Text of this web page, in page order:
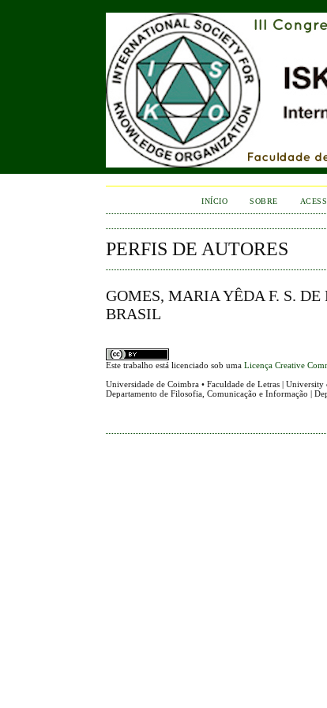
INÍCIO SOBRE
PERFIS DE AUTORES
GOMES, MARIA YÊDA F. S.
BRASIL
Este trabalho está licenciado sob umaLicença Creative
Universidade de Coimbra • Faculdade de Letras |
Departamento de Filosofia, Comunicação e Informação |